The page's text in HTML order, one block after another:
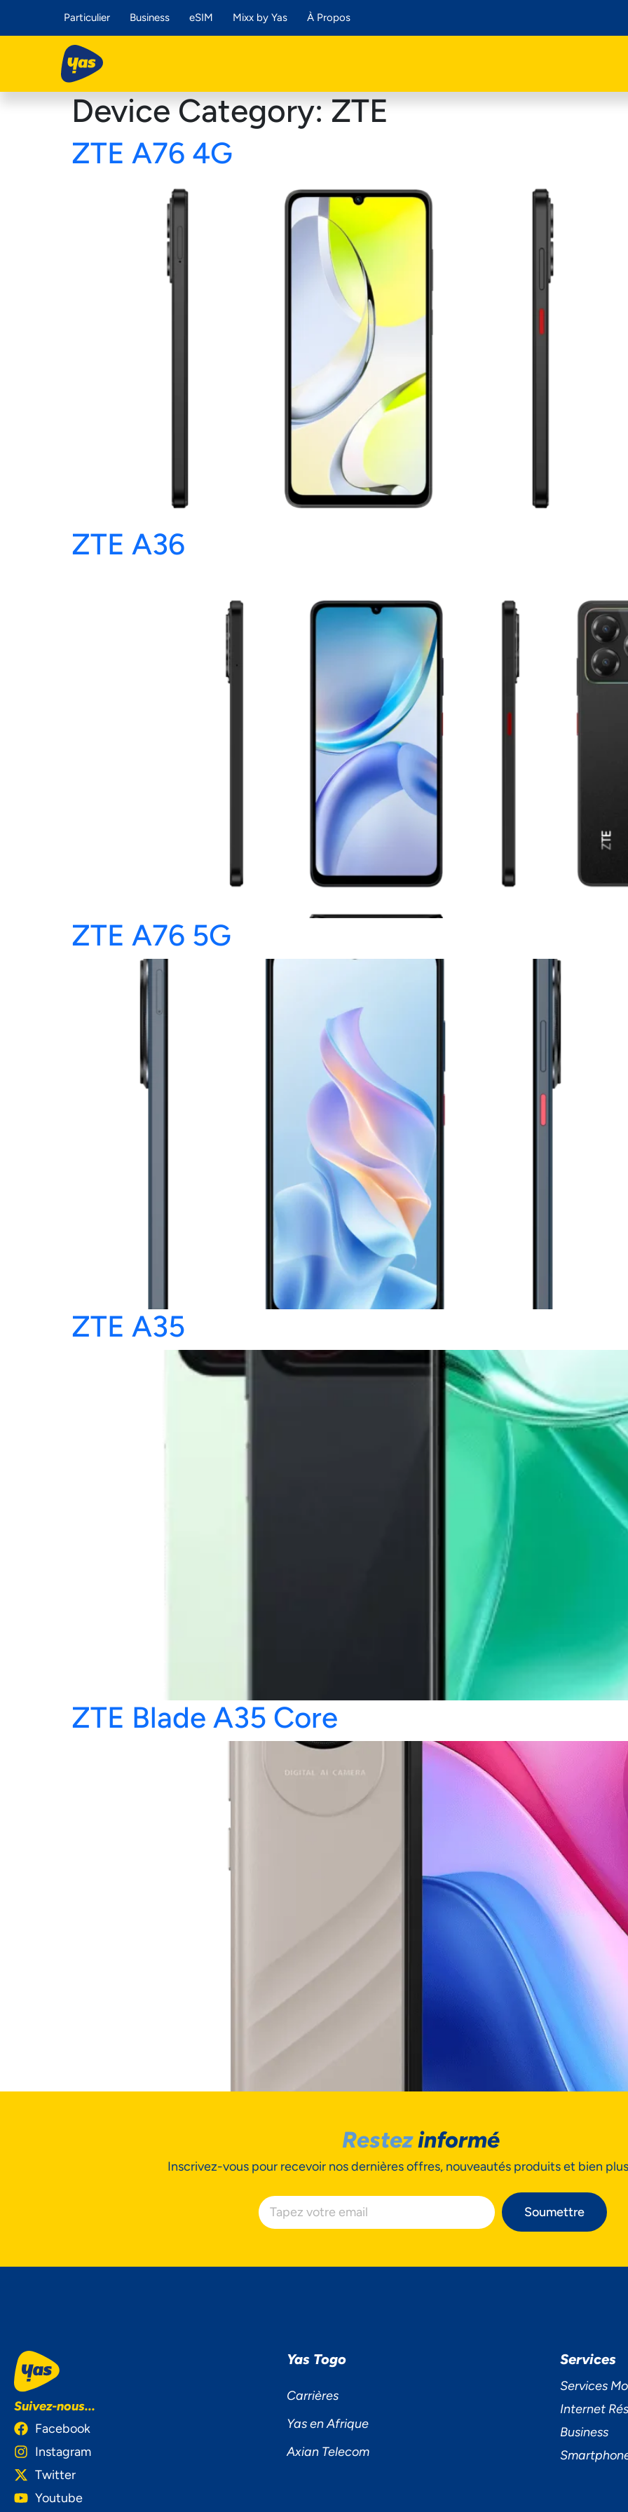
Particulier Business eSIM Mixx by Yas À Propos
Device Category:ZTE
ZTE A76 4G
ZTE A36
ZTE A76 5G
ZTE A35
ZTE Blade A35 Core
Restezinformé
Inscrivez-vous pour recevoir nos dernières offres, nouveautés produits et bien
Soumettre
Suivez-nous...
Facebook
Instagram
Twitter
Youtube
Yas Togo
Carrières
Yas en Afrique
Axian Telecom
Services
Services
Internet
Business
L'IMPORTANCE À VOTRE VIE
Préférences